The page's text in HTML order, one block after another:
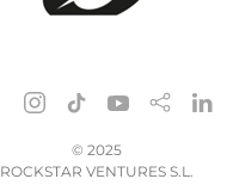
© 2025
ROCKSTAR VENTURES S.L.